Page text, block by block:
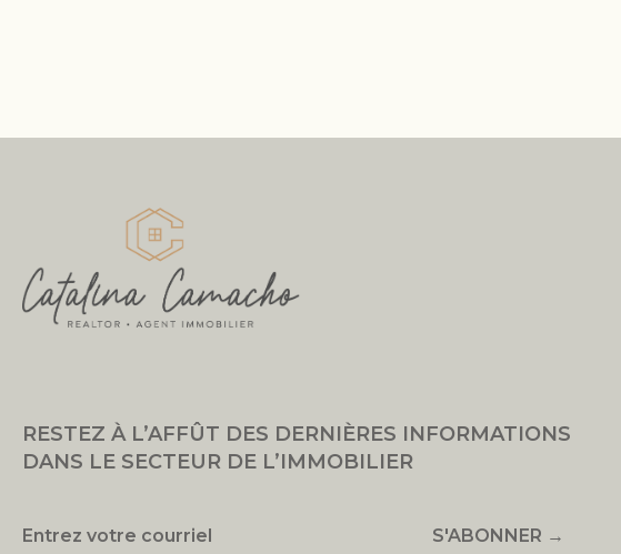
RESTEZ À L’AFFÛT DES DERNIÈRES INFORMATIONS
DANS LE SECTEUR DE L’IMMOBILIER
S'ABONNER →